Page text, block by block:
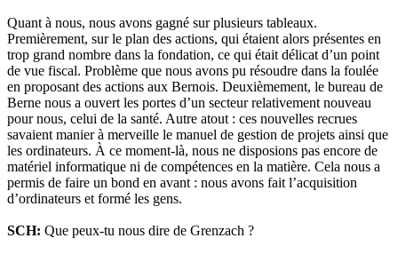
Quant à nous, nous avons gagné sur plusieurs tableaux.
Premièrement, sur le plan des actions, qui étaient alors présentes en
trop grand nombre dans la fondation, ce qui était délicat d’un point
de vue fiscal. Problème que nous avons pu résoudre dans la foulée
en proposant des actions aux Bernois. Deuxièmement, le bureau de
Berne nous a ouvert les portes d’un secteur relativement nouveau
pour nous, celui de la santé. Autre atout : ces nouvelles recrues
savaient manier à merveille le manuel de gestion de projets ainsi que
les ordinateurs. À ce moment-là, nous ne disposions pas encore de
matériel informatique ni de compétences en la matière. Cela nous a
permis de faire un bond en avant : nous avons fait l’acquisition
d’ordinateurs et formé les gens.
SCH: Que peux-tu nous dire de Grenzach ?